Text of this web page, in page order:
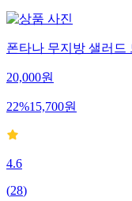
폰타나 무지방 샐러드
20,000원
22%15,700원
4.6
(28)